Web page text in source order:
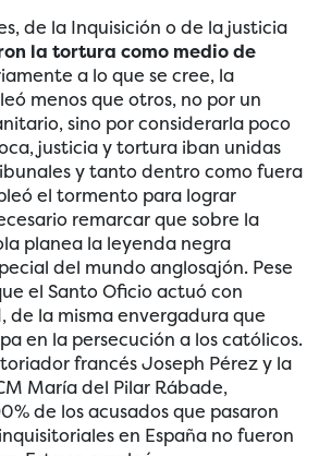
de la Inquisición o de la justicia
la tortura como medio de
a lo que se cree, la
menos que otros, no por un
sino por considerarla poco
justicia y tortura iban unidas
y tanto dentro como fuera
el tormento para lograr
remarcar que sobre la
planea la leyenda negra
del mundo anglosajón. Pese
el Santo Oficio actuó con
de la misma envergadura que
en la persecución a los católicos.
francés Joseph Pérez y la
María del Pilar Rábade,
de los acusados que pasaron
en España no fueron